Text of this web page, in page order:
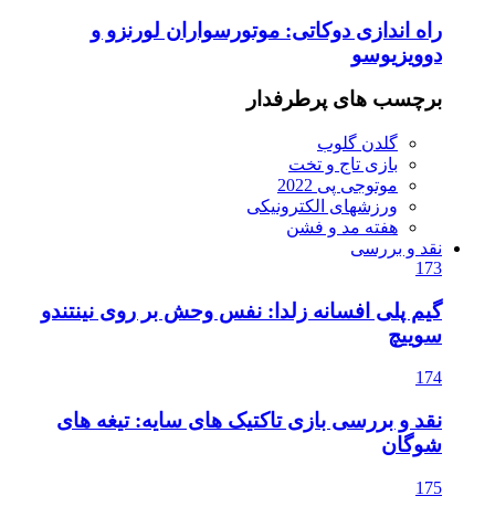
راه اندازی دوکاتی: موتورسواران لورنزو و
دوویزیوسو
برچسب های پرطرفدار
گلدن گلوب
بازی تاج و تخت
موتوجی پی 2022
ورزشهای الکترونیکی
هفته مد و فشن
نقد و بررسی
173
گیم پلی افسانه زلدا: نفس وحش بر روی نینتندو
سوییچ
174
نقد و بررسی بازی تاکتیک های سایه: تیغه های
شوگان
175